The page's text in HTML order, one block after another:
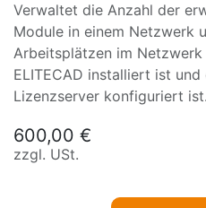
Verwaltet die Anzahl der
Module in einem Netzwerk
Arbeitsplätzen im
ELITECAD installiert ist
Lizenzserver konfiguriert ist.
600,00 €
zzgl. USt.